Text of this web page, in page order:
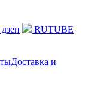
дзен
RUTUBE
Доставка и